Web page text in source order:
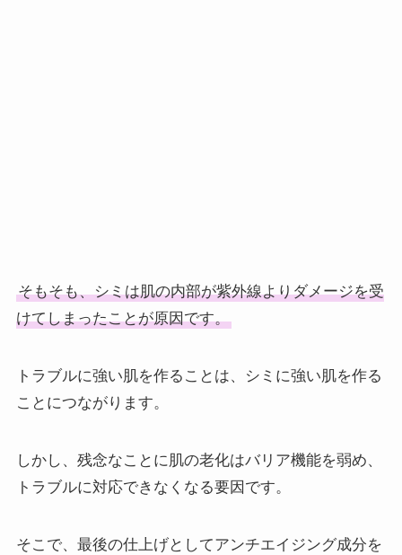
そもそも、シミは肌の内部が紫外線よりダメージを受
けてしまったことが原因です。
トラブルに強い肌を作ることは、シミに強い肌を作る
ことにつながります。
しかし、残念なことに肌の老化はバリア機能を弱め、
トラブルに対応できなくなる要因です。
そこで、最後の仕上げとしてアンチエイジング成分を